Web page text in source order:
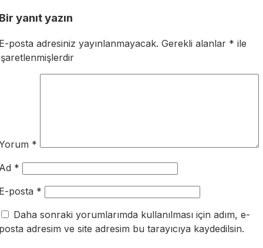
yanıt yazın
posta adresiniz yayınlanmayacak. Gerekli alanlar * ile
*
*
posta *
Daha sonraki yorumlarımda kullanılması için adım, e-
adresim ve site adresim bu tarayıcıya kaydedilsin.